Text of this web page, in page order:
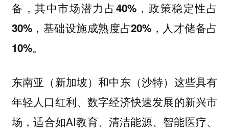
备，其中市场潜力占40%，政策稳定性占
30%，基础设施成熟度占20%，人才储备占
10%。
东南亚（新加坡）和中东（沙特）这些具有
年轻人口红利、数字经济快速发展的新兴市
场，适合如AI教育、清洁能源、智能医疗、